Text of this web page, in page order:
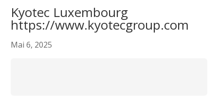
Kyotec Luxembourg
https://www.kyotecgroup.com
Mai 6, 2025